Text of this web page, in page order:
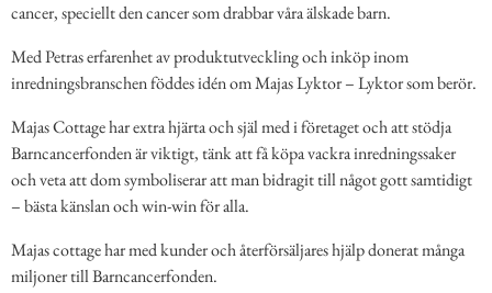
cancer, speciellt den cancer som drabbar våra älskade barn.
Med Petras erfarenhet av produktutveckling och inköp inom
inredningsbranschen föddes idén om Majas Lyktor – Lyktor som berör.
Majas Cottage har extra hjärta och själ med i företaget och att stödja
Barncancerfonden är viktigt, tänk att få köpa vackra inredningssaker
och veta att dom symboliserar att man bidragit till något gott samtidigt
– bästa känslan och win-win för alla.
Majas cottage har med kunder och återförsäljares hjälp donerat många
miljoner till Barncancerfonden.